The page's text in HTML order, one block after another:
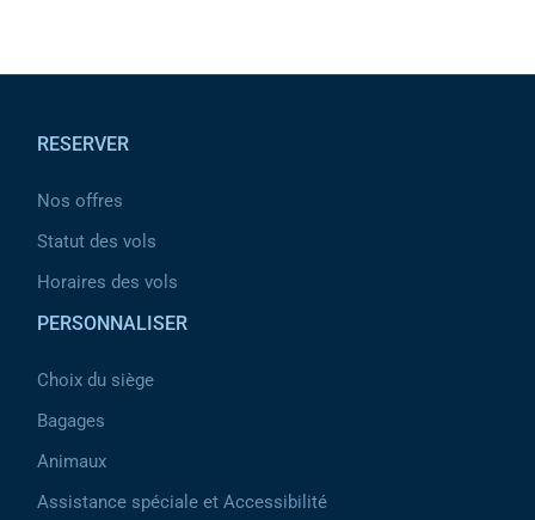
content.RESERVER
Nos offres
Statut des vols
Horaires des vols
PERSONNALISER
Choix du siège
Bagages
Animaux
Assistance spéciale et Accessibilité